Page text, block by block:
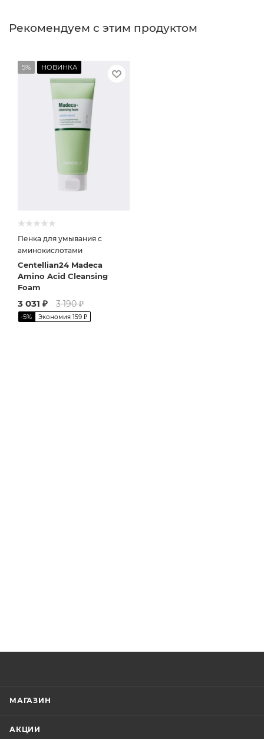
Рекомендуем с этим продуктом
5% НОВИНКА
Пенка для умывания с
аминокислотами
Centellian24 Madeca
Amino Acid Cleansing
Foam
3 031 ₽ 3 190₽
-5% Экономия 159 ₽
МАГАЗИН
АКЦИИ